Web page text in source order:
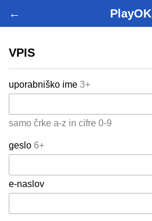
← PlayOK
VPIS
uporabniško ime 3+
samo črke a-z in cifre 0-9
geslo 6+
e-naslov